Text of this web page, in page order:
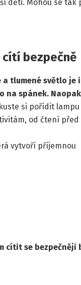
děti. Mohou se tak
bezpečně
a tlumené světlo je
na spánek. Naopak
si pořídit lampu
od čtení před
vytvoří příjemnou
cítit se bezpečněji